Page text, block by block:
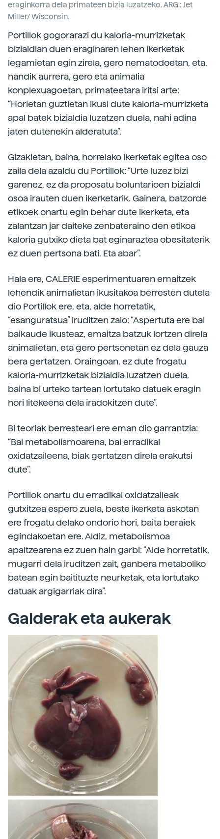
eraginkorra dela primateen bizia luzatzeko. ARG.: Jet
Miller/ Wisconsin.
Portillok gogorarazi du kaloria-murrizketak
bizialdian duen eraginaren lehen ikerketak
legamietan egin zirela, gero nematodoetan, eta,
handik aurrera, gero eta animalia
konplexuagoetan, primateetara iritsi arte:
“Horietan guztietan ikusi dute kaloria-murrizketa
apal batek bizialdia luzatzen duela, nahi adina
jaten dutenekin alderatuta”.
Gizakietan, baina, horrelako ikerketak egitea oso
zaila dela azaldu du Portillok: “Urte luzez bizi
garenez, ez da proposatu boluntarioen bizialdi
osoa irauten duen ikerketarik. Gainera, batzorde
etikoek onartu egin behar dute ikerketa, eta
zalantzan jar daiteke zenbateraino den etikoa
kaloria gutxiko dieta bat eginaraztea obesitaterik
ez duen pertsona bati. Eta abar”.
Hala ere, CALERIE esperimentuaren emaitzek
lehendik animalietan ikusitakoa berresten dutela
dio Portillok ere, eta, alde horretatik,
“esanguratsua” iruditzen zaio: “Aspertuta ere bai
baikaude ikusteaz, emaitza batzuk lortzen direla
animalietan, eta gero pertsonetan ez dela gauza
bera gertatzen. Oraingoan, ez dute frogatu
kaloria-murrizketak bizialdia luzatzen duela,
baina bi urteko tartean lortutako datuek eragin
hori litekeena dela iradokitzen dute”.
Bi teoriak berresteari ere eman dio garrantzia:
“Bai metabolismoarena, bai erradikal
oxidatzaileena, biak gertatzen direla erakutsi
dute”.
Portillok onartu du erradikal oxidatzaileak
gutxitzea espero zuela, beste ikerketa askotan
ere frogatu delako ondorio hori, baita beraiek
egindakoetan ere. Aldiz, metabolismoa
apaltzearena ez zuen hain garbi: “Alde horretatik,
mugarri dela iruditzen zait, ganbera metaboliko
batean egin baitituzte neurketak, eta lortutako
datuak argigarriak dira”.
Galderak eta aukerak